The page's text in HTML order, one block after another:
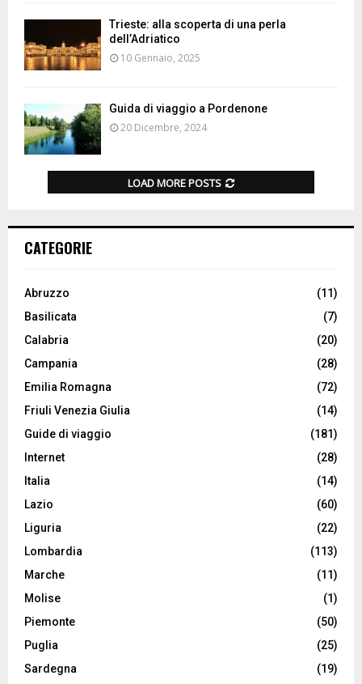
Trieste: alla scoperta di una perla
dell’Adriatico
10 Gennaio, 2025
Guida di viaggio a Pordenone
20 Dicembre, 2024
LOAD MORE POSTS
CATEGORIE
Abruzzo
(11)
Basilicata
(7)
Calabria
(20)
Campania
(28)
Emilia Romagna
(72)
Friuli Venezia Giulia
(14)
Guide di viaggio
(181)
Internet
(28)
Italia
(14)
Lazio
(60)
Liguria
(22)
Lombardia
(113)
Marche
(11)
Molise
(1)
Piemonte
(50)
Puglia
(25)
Sardegna
(19)